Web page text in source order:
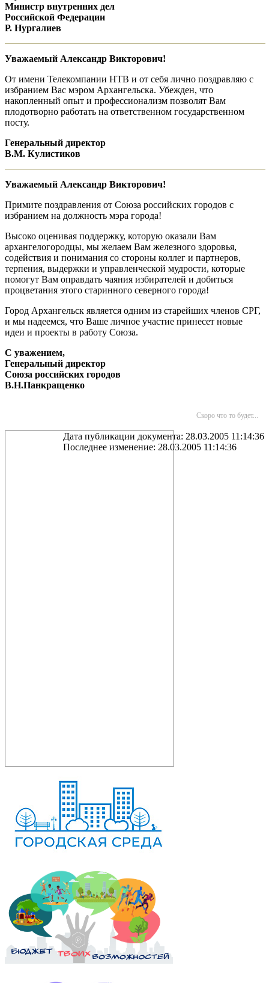
Министр внутренних дел
Российской Федерации
Р. Нургалиев
Уважаемый Александр Викторович!
От имени Телекомпании НТВ и от себя лично поздравляю с
избранием Вас мэром Архангельска. Убежден, что
накопленный опыт и профессионализм позволят Вам
плодотворно работать на ответственном государственном
посту.
Генеральный директор
В.М. Кулистиков
Уважаемый Александр Викторович!
Примите поздравления от Союза российских городов с
избранием на должность мэра города!
Высоко оценивая поддержку, которую оказали Вам
архангелогородцы, мы желаем Вам железного здоровья,
содействия и понимания со стороны коллег и партнеров,
терпения, выдержки и управленческой мудрости, которые
помогут Вам оправдать чаяния избирателей и добиться
процветания этого старинного северного города!
Город Архангельск является одним из старейших членов СРГ,
и мы надеемся, что Ваше личное участие принесет новые
идеи и проекты в работу Союза.
С уважением,
Генеральный директор
Союза российских городов
В.Н.Панкращенко
Скоро что то будет...
Дата публикации документа: 28.03.2005 11:14:36
Последнее изменение: 28.03.2005 11:14:36